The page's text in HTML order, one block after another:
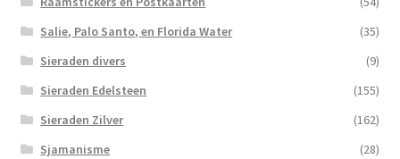
Salie, Palo Santo, en Florida Water
(35)
Sieraden divers
(9)
Sieraden Edelsteen
(155)
Sieraden Zilver
(162)
Sjamanisme
(28)